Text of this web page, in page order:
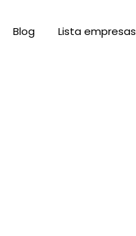
Blog Lista empresas